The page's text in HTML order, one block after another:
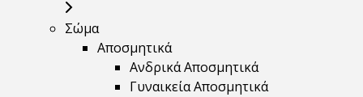
Σώμα
Αποσμητικά
Ανδρικά Αποσμητικά
Γυναικεία Αποσμητικά